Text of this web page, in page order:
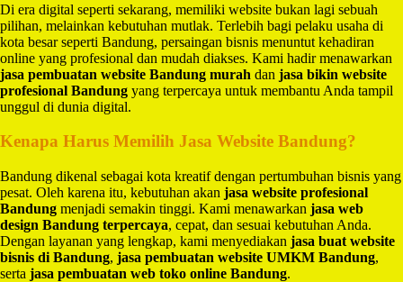
Di era digital seperti sekarang, memiliki website bukan lagi sebuah
pilihan, melainkan kebutuhan mutlak. Terlebih bagi pelaku usaha di
kota besar seperti Bandung, persaingan bisnis menuntut kehadiran
online yang profesional dan mudah diakses. Kami hadir menawarkan
jasa pembuatan website Bandung murah dan jasa bikin website
profesional Bandung yang terpercaya untuk membantu Anda tampil
unggul di dunia digital.
Kenapa Harus Memilih Jasa Website Bandung?
Bandung dikenal sebagai kota kreatif dengan pertumbuhan bisnis yang
pesat. Oleh karena itu, kebutuhan akan jasa website profesional
Bandung menjadi semakin tinggi. Kami menawarkan jasa web
design Bandung terpercaya, cepat, dan sesuai kebutuhan Anda.
Dengan layanan yang lengkap, kami menyediakan jasa buat website
bisnis di Bandung, jasa pembuatan website UMKM Bandung,
serta jasa pembuatan web toko online Bandung.